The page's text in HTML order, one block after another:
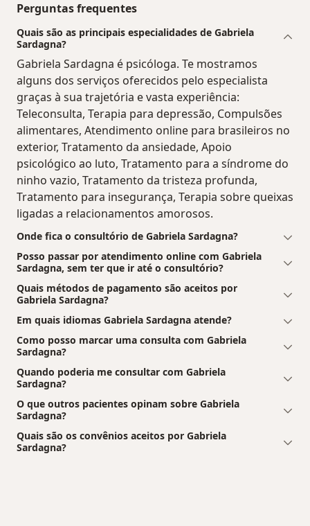
Perguntas frequentes
Quais são as principais especialidades de Gabriela
Sardagna?
Gabriela Sardagna é psicóloga. Te mostramos
alguns dos serviços oferecidos pelo especialista
graças à sua trajetória e vasta experiência:
Teleconsulta, Terapia para depressão, Compulsões
alimentares, Atendimento online para brasileiros no
exterior, Tratamento da ansiedade, Apoio
psicológico ao luto, Tratamento para a síndrome do
ninho vazio, Tratamento da tristeza profunda,
Tratamento para insegurança, Terapia sobre queixas
ligadas a relacionamentos amorosos.
Onde fica o consultório de Gabriela Sardagna?
Posso passar por atendimento online com Gabriela
Sardagna, sem ter que ir até o consultório?
Quais métodos de pagamento são aceitos por
Gabriela Sardagna?
Em quais idiomas Gabriela Sardagna atende?
Como posso marcar uma consulta com Gabriela
Sardagna?
Quando poderia me consultar com Gabriela
Sardagna?
O que outros pacientes opinam sobre Gabriela
Sardagna?
Quais são os convênios aceitos por Gabriela
Sardagna?